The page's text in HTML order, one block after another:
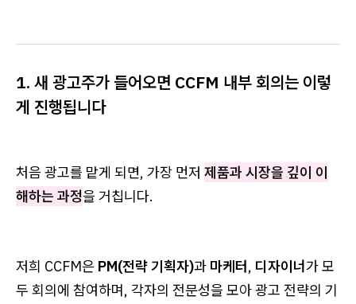
1. 새 광고주가 들어오면 CCFM 내부 회의는 이렇
게 진행됩니다
처음 광고를 맡게 되면, 가장 먼저 제품과 시장을 깊이 이
해하는 과정을 거칩니다.
저희 CCFM은 PM(전략 기획자)과 마케터, 디자이너가 모
두 회의에 참여하며, 각자의 전문성을 모아 광고 전략의 기